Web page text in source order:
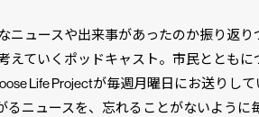
ニュースや出来事があったのか振り返り
えていくポッドキャスト。市民とともに
Life Projectが毎週月曜日にお送りし
るニュースを、忘れることがないように